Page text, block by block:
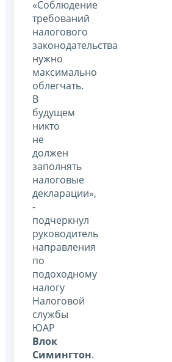
«Соблюдение
требований
налогового
законодательства
нужно
максимально
облегчать.
В
будущем
никто
не
должен
заполнять
налоговые
декларации»,
-
подчеркнул
руководитель
направления
по
подоходному
налогу
Налоговой
службы
ЮАР
Влок
Симингтон.